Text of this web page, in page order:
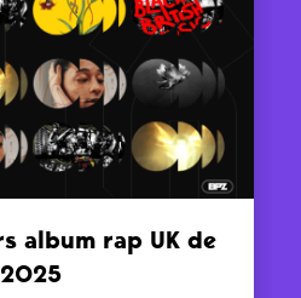
album rap UK de
2025